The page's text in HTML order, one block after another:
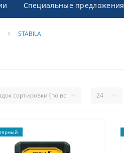
Специальные предложения
STABILA